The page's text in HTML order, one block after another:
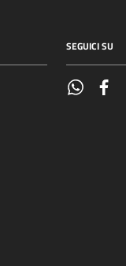
SEGUICI SU